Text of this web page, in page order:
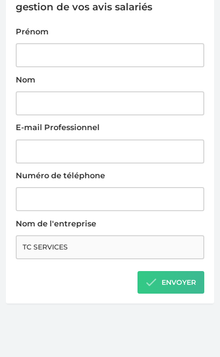
gestion de vos avis salariés
Prénom
Nom
E-mail Professionnel
Numéro de téléphone
Nom de l'entreprise
ENVOYER